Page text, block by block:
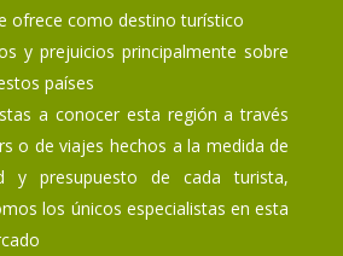
ofrece como destino turístico
y prejuicios principalmente sobre
países
a conocer esta región a través
o de viajes hechos a la medida de
y presupuesto de cada turista,
los únicos especialistas en esta